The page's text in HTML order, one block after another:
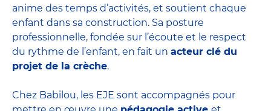
anime des temps d’activités, et soutient chaque
enfant dans sa construction. Sa posture
professionnelle, fondée sur l’écoute et le respect
du rythme de l’enfant, en fait un acteur clé du
projet de la crèche.
Chez Babilou, les EJE sont accompagnés pour